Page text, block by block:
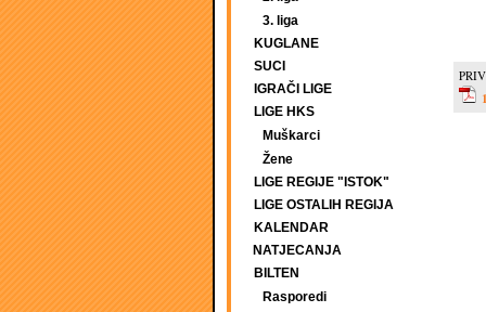
3. liga
KUGLANE
SUCI
IGRAČI LIGE
LIGE HKS
Muškarci
Žene
LIGE REGIJE "ISTOK"
LIGE OSTALIH REGIJA
KALENDAR
NATJECANJA
BILTEN
Rasporedi